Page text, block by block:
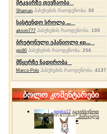
მტკვარზე თევზაობა
Shaman პასუხების რაოდენობა:55
სასტენდო სროლა ...
akson777 პასუხების რაოდენობა:195
ბრეტონული ეპანიოლი ep...
gio90 პასუხების რაოდენობა:256
მწყერზე ნადირობა
Marco-Polo პასუხების რაოდენობა:4137
ბოლო კომენტარები
gogita12 გავიხსენოთ
"ბაზიერის" პირველი
ტურნირი ❤